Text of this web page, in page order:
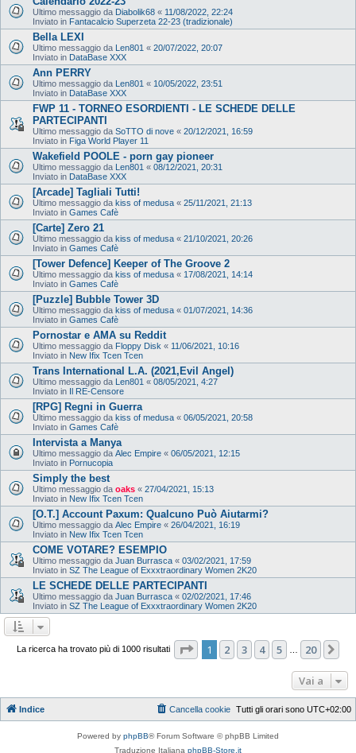
Ultimo messaggio da Diabolik68 « 11/08/2022, 22:24
Inviato in Fantacalcio Superzeta 22-23 (tradizionale)
Bella LEXI
Ultimo messaggio da Len801 « 20/07/2022, 20:07
Inviato in DataBase XXX
Ann PERRY
Ultimo messaggio da Len801 « 10/05/2022, 23:51
Inviato in DataBase XXX
FWP 11 - TORNEO ESORDIENTI - LE SCHEDE DELLE
PARTECIPANTI
Ultimo messaggio da SoTTO di nove « 20/12/2021, 16:59
Inviato in Figa World Player 11
Wakefield POOLE - porn gay pioneer
Ultimo messaggio da Len801 « 08/12/2021, 20:31
Inviato in DataBase XXX
[Arcade] Tagliali Tutti!
Ultimo messaggio da kiss of medusa « 25/11/2021, 21:13
Inviato in Games Cafè
[Carte] Zero 21
Ultimo messaggio da kiss of medusa « 21/10/2021, 20:26
Inviato in Games Cafè
[Tower Defence] Keeper of The Groove 2
Ultimo messaggio da kiss of medusa « 17/08/2021, 14:14
Inviato in Games Cafè
[Puzzle] Bubble Tower 3D
Ultimo messaggio da kiss of medusa « 01/07/2021, 14:36
Inviato in Games Cafè
Pornostar e AMA su Reddit
Ultimo messaggio da Floppy Disk « 11/06/2021, 10:16
Inviato in New Ifix Tcen Tcen
Trans International L.A. (2021,Evil Angel)
Ultimo messaggio da Len801 « 08/05/2021, 4:27
Inviato in Il RE-Censore
[RPG] Regni in Guerra
Ultimo messaggio da kiss of medusa « 06/05/2021, 20:58
Inviato in Games Cafè
Intervista a Manya
Ultimo messaggio da Alec Empire « 06/05/2021, 12:15
Inviato in Pornucopia
Simply the best
Ultimo messaggio da oaks « 27/04/2021, 15:13
Inviato in New Ifix Tcen Tcen
[O.T.] Account Paxum: Qualcuno Può Aiutarmi?
Ultimo messaggio da Alec Empire « 26/04/2021, 16:19
Inviato in New Ifix Tcen Tcen
COME VOTARE? ESEMPIO
Ultimo messaggio da Juan Burrasca « 03/02/2021, 17:59
Inviato in SZ The League of Exxxtraordinary Women 2K20
LE SCHEDE DELLE PARTECIPANTI
Ultimo messaggio da Juan Burrasca « 02/02/2021, 17:46
Inviato in SZ The League of Exxxtraordinary Women 2K20
La ricerca ha trovato più di 1000 risultati Pagina di 20
1 2 3 4 5 20
Vai a
Indice Tutti gli orari sono UTC+02:00
Cancella cookie
Powered by phpBB® Forum Software © phpBB Limited
Traduzione Italiana phpBB-Store.it